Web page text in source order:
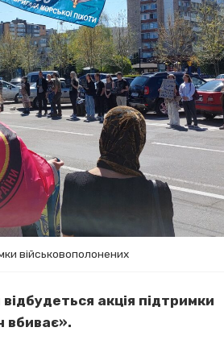
військовополонених
акція підтримки
вбиває».